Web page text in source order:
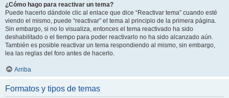
¿Cómo hago para reactivar un tema?
Puede hacerlo dándole clic al enlace que dice “Reactivar tema” cuando esté
viendo el mismo, puede “reactivar” el tema al principio de la primera página.
Sin embargo, si no lo visualiza, entonces el tema reactivado ha sido
deshabilitado o el tiempo para poder reactivarlo no ha sido alcanzado aún.
También es posible reactivar un tema respondiendo al mismo, sin embargo,
lea las reglas del foro antes de hacerlo.
Arriba
Formatos y tipos de temas